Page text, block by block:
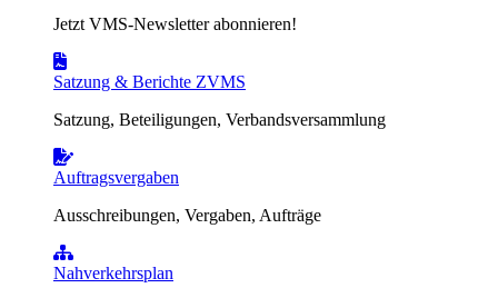
Jetzt VMS-Newsletter abonnieren!
Satzung & Berichte ZVMS
Satzung, Beteiligungen, Verbandsversammlung
Auftragsvergaben
Ausschreibungen, Vergaben, Aufträge
Nahverkehrsplan